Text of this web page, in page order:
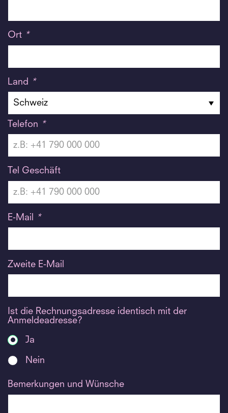
Ort *
Land *
Telefon *
Tel Geschäft
E-Mail *
Zweite E-Mail
Ist die Rechnungsadresse identisch mit der
Anmeldeadresse?
Ja
Nein
Bemerkungen und Wünsche